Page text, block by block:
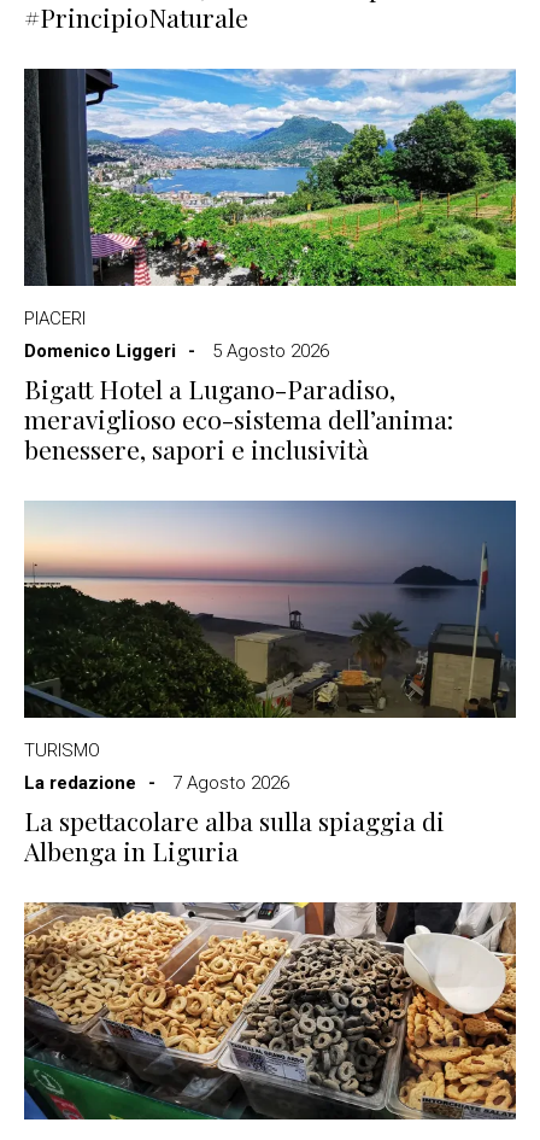
#PrincipioNaturale
PIACERI
Domenico Liggeri
5 Agosto 2026
Bigatt Hotel a Lugano-Paradiso,
meraviglioso eco-sistema dell’anima:
benessere, sapori e inclusività
TURISMO
La redazione
7 Agosto 2026
La spettacolare alba sulla spiaggia di
Albenga in Liguria